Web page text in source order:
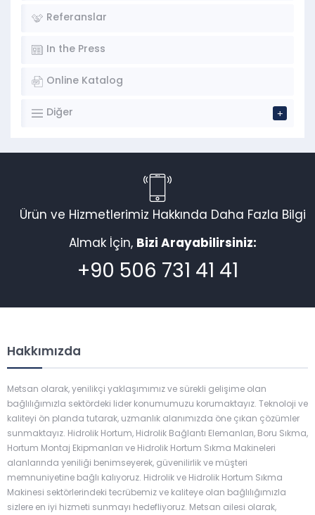
Referanslar
In the Press
Online Katalog
Diğer
Ürün ve Hizmetlerimiz Hakkında Daha Fazla Bilgi
Almak İçin, Bizi Arayabilirsiniz:
+90 506 731 41 41
Hakkımızda
Metsan olarak, yenilikçi yaklaşımımız ve sürekli gelişime olan
bağlılığımızla sektördeki lider konumumuzu korumaktayız. Teknoloji ve
kaliteyi ön planda tutarak, uzmanlık alanımızda öne çıkan çözümler
sunmaktayız. Hidrolik Hortum, Hidrolik Bağlantı Elemanları, Boru Sıkma,
Hortum Montaj Ekipmanları ve Hidrolik Hortum Sıkma Makineleri
alanlarında yeniliği benimseyerek, güvenilirlik ve müşteri
memnuniyetine bağlı kalıyoruz. Hidrolik ve Hidrolik Hortum Sıkma
Makinesi sektörlerindeki tecrübemiz ve kaliteye olan bağlılığımızla
sizlere en iyi hizmeti sunmayı hedefliyoruz. Metsan ailesi olarak,